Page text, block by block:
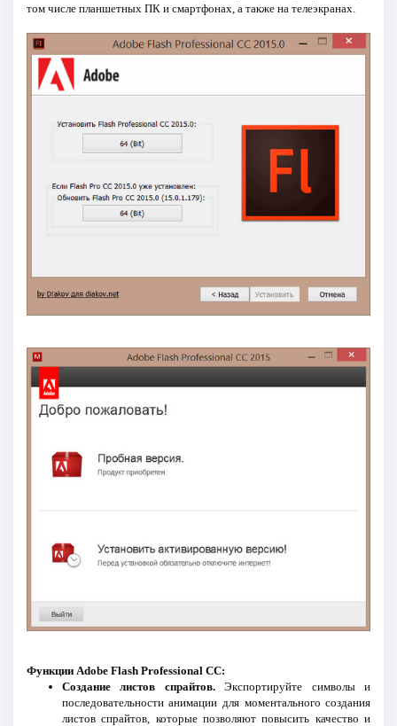
том числе планшетных ПК и смартфонах, а также на телеэкранах.
Функции Adobe Flash Professional CC:
Создание листов спрайтов.Экспортируйте символы и
последовательности анимации для моментального создания
листов спрайтов, которые позволяют повысить качество и